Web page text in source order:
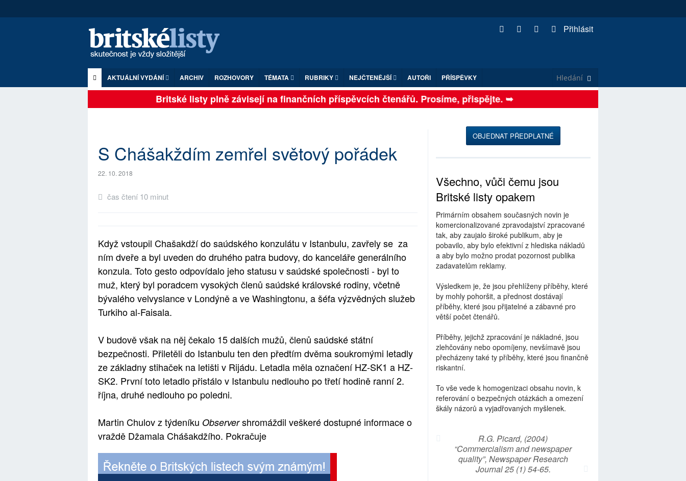
Přihlásit
AKTUÁLNÍ VYDÁNÍ ARCHIV ROZHOVORY TÉMATA RUBRIKY NEJČTENĚJŠÍ AUTOŘI PŘÍSPĚVKY
Britské listy plně závisejí na finančních příspěvcích čtenářů. Prosíme, přispějte. ➥
S Chášakždím zemřel světový pořádek
22. 10. 2018
čas čtení 10 minut
Když vstoupil Chašakdží do saúdského konzulátu v Istanbulu, zavřely se za
ním dveře a byl uveden do druhého patra budovy, do kanceláře generálního
konzula. Toto gesto odpovídalo jeho statusu v saúdské společnosti - byl to
muž, který byl poradcem vysokých členů saúdské královské rodiny, včetně
bývalého velvyslance v Londýně a ve Washingtonu, a šéfa výzvědných služeb
Turkiho al-Faisala.
V budově však na něj čekalo 15 dalších mužů, členů saúdské státní
bezpečnosti. Přiletěli do Istanbulu ten den předtím dvěma soukromými letadly
ze základny stihaček na letišti v Rijádu. Letadla měla označení HZ-SK1 a HZ-
SK2. První toto letadlo přistálo v Istanbulu nedlouho po třetí hodině ranní 2.
října, druhé nedlouho po poledni.
Martin Chulov z týdeníku Observershromáždil veškeré dostupné informace o
vraždě Džamala Chášakdžího. Pokračuje
OBJEDNAT PŘEDPLATNÉ
Všechno, vůči čemu jsou
Britské listy opakem
Primárním obsahem současných novin je
komercionalizované zpravodajství zpracované
tak, aby zaujalo široké publikum, aby je
pobavilo, aby bylo efektivní z hlediska nákladů
a aby bylo možno prodat pozornost publika
zadavatelům reklamy.
Výsledkem je, že jsou přehlíženy příběhy, které
by mohly pohoršit, a přednost dostávají
příběhy, které jsou přijatelné a zábavné pro
větší počet čtenářů.
Příběhy, jejichž zpracování je nákladné, jsou
zlehčovány nebo opomíjeny, nevšímavě jsou
přecházeny také ty příběhy, které jsou finančně
riskantní.
To vše vede k homogenizaci obsahu novin, k
referování o bezpečných otázkách a omezení
škály názorů a vyjadřovaných myšlenek.
R.G. Picard, (2004)
“Commercialism and newspaper
quality”, Newspaper Research
Journal 25 (1) 54-65.